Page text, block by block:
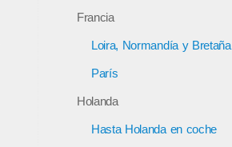
Francia
Loira, Normandía y Bretaña
París
Holanda
Hasta Holanda en coche